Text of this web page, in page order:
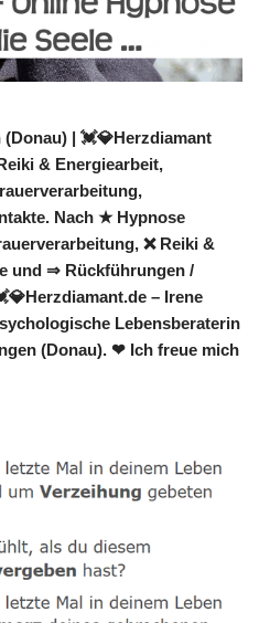
| 💓️💎Herzdiamant
& Energiearbeit,
Nach ★ Hypnose
❌ Reiki &
und ⇒ Rückführungen /
– Irene
Lebensberaterin
(Donau). ❤ Ich freue mich